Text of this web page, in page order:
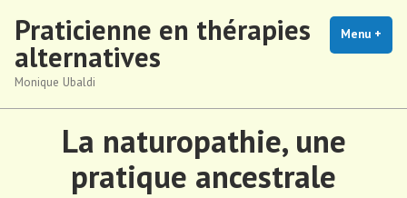
contenu
Praticienne en thérapies
alternatives
Monique Ubaldi
Menu +
La naturopathie, une
pratique ancestrale